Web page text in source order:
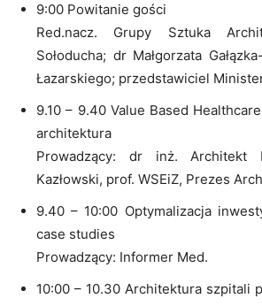
9:00 Powitanie gości
Red.nacz. Grupy Sztuka
Sołoducha; dr Małgorzata
Łazarskiego; przedstawiciel
9.10 – 9.40 Value Based
architektura
Prowadzący: dr inż. Architekt
Kazłowski, prof. WSEiZ, Prezes
9.40 – 10:00 Optymalizacja
case studies
Prowadzący: Informer Med.
10:00 – 10.30 Architektura szpitali